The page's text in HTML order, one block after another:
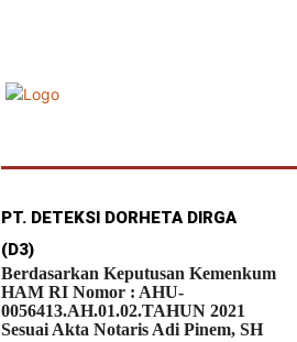
PT. DETEKSI DORHETA DIRGA
(D3)
Berdasarkan Keputusan Kemenkum
HAM RI Nomor : AHU-
0056413.AH.01.02.TAHUN 2021
Sesuai Akta Notaris Adi Pinem, SH